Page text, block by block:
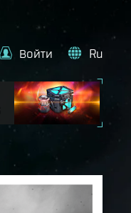
Войти Ru